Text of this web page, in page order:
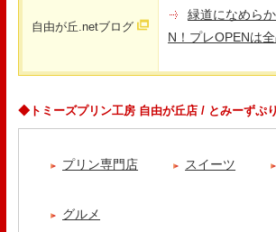
自由が丘.netブログ
緑道になめら
N！プレOPENは全
◆トミーズプリン工房 自由が丘店 / とみーずぷ
プリン専門店 スイーツ
グルメ